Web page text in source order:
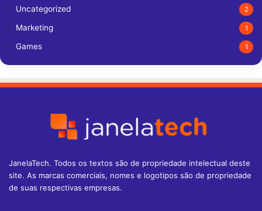
Uncategorized 2
Marketing 1
Games 1
JanelaTech. Todos os textos são de propriedade intelectual deste
site. As marcas comerciais, nomes e logotipos são de propriedade
de suas respectivas empresas.